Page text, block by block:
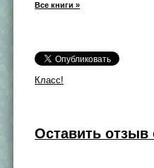
Все книги »
Класс!
Оставить отзыв